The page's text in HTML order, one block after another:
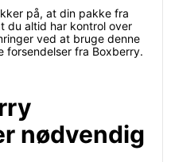
på, at din pakke fra
du altid har kontrol over
ved at bruge denne
forsendelser fra Boxberry.
nødvendig